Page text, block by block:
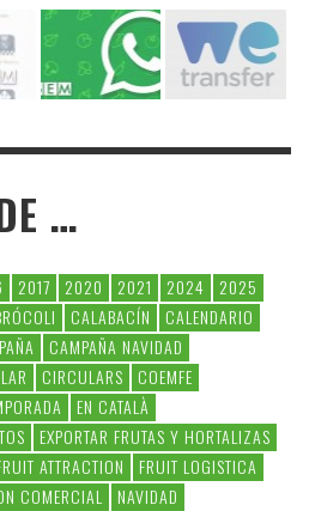
…
2017 2020 2021 2024
2025
CALABACÍN
CALENDARIO
CAMPAÑA NAVIDAD
CIRCULARS
COEMFE
EN CATALÀ
EXPORTAR FRUTAS Y HORTALIZAS
ATTRACTION
FRUIT LOGISTICA
COMERCIAL
NAVIDAD